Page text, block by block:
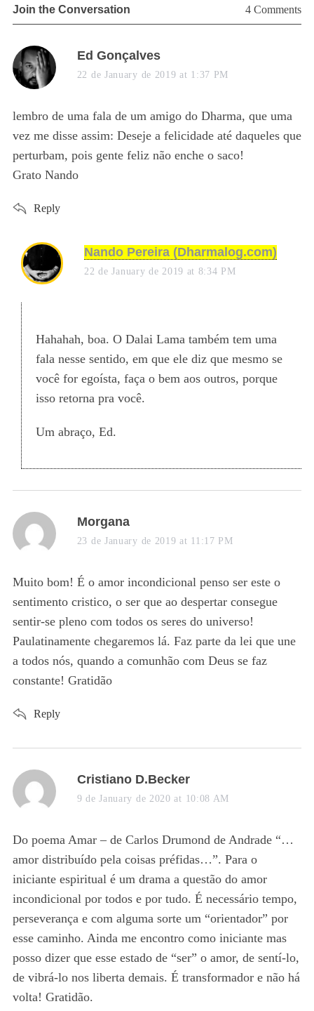
Join the Conversation 4 Comments
s
a
s
:
Ed Gonçalves
22 de January de 2019 at 1:37 PM
lembro de uma fala de um amigo do Dharma, que uma
vez me disse assim: Deseje a felicidade até daqueles que
perturbam, pois gente feliz não enche o saco!
Grato Nando
Reply
s
a
Nando Pereira (Dharmalog.com)
22 de January de 2019 at 8:34 PM
Hahahah, boa. O Dalai Lama também tem uma
fala nesse sentido, em que ele diz que mesmo se
você for egoísta, faça o bem aos outros, porque
isso retorna pra você.
Um abraço, Ed.
s
a
s
:
Morgana
23 de January de 2019 at 11:17 PM
Muito bom! É o amor incondicional penso ser este o
sentimento cristico, o ser que ao despertar consegue
sentir-se pleno com todos os seres do universo!
Paulatinamente chegaremos lá. Faz parte da lei que une
a todos nós, quando a comunhão com Deus se faz
constante! Gratidão
Reply
s
a
s
:
Cristiano D.Becker
9 de January de 2020 at 10:08 AM
Do poema Amar – de Carlos Drumond de Andrade “…
amor distribuído pela coisas préfidas…”. Para o
iniciante espiritual é um drama a questão do amor
incondicional por todos e por tudo. É necessário tempo,
perseverança e com alguma sorte um “orientador” por
esse caminho. Ainda me encontro como iniciante mas
posso dizer que esse estado de “ser” o amor, de sentí-lo,
de vibrá-lo nos liberta demais. É transformador e não há
volta! Gratidão.